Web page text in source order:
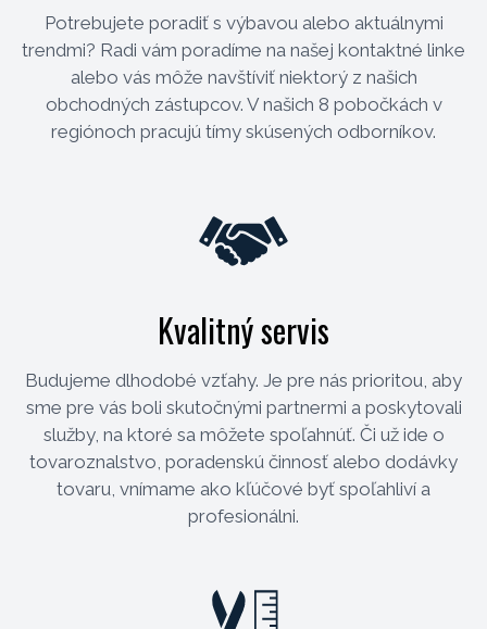
Potrebujete poradiť s výbavou alebo aktuálnymi
trendmi? Radi vám poradíme na našej kontaktné linke
alebo vás môže navštíviť niektorý z našich
obchodných zástupcov. V našich 8 pobočkách v
regiónoch pracujú tímy skúsených odborníkov.
Kvalitný servis
Budujeme dlhodobé vzťahy. Je pre nás prioritou, aby
sme pre vás boli skutočnými partnermi a poskytovali
služby, na ktoré sa môžete spoľahnúť. Či už ide o
tovaroznalstvo, poradenskú činnosť alebo dodávky
tovaru, vnímame ako kľúčové byť spoľahliví a
profesionálni.